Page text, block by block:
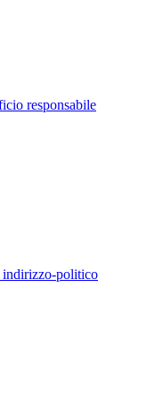
responsabile
indirizzo-politico